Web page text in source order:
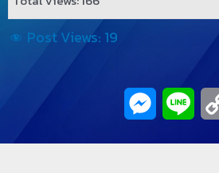
Post Views: 19
Messenger
Line